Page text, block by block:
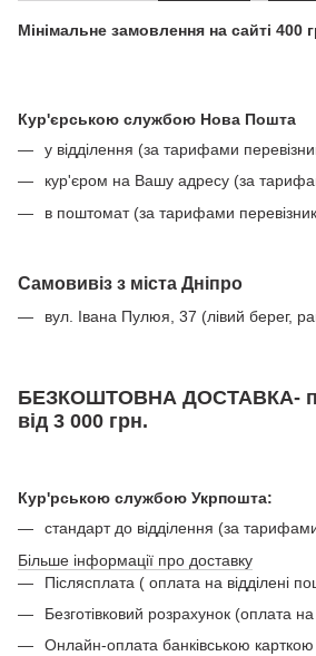
Мінімальне замовлення на сайті 400
Кур'єрською службою Нова Пошта
у відділення (за тарифами
кур'єром на Вашу адресу (за
в поштомат (за тарифами
Самовивіз з міста Дніпро
вул. Івана Пулюя, 37 (лівий берег,
БЕЗКОШТОВНА ДОСТАВКА-
від 3 000 грн.
Кур'рською службою Укрпошта:
стандарт до відділення (за
Більше інформації про доставку
Післясплата ( оплата на відділені
Безготівковий розрахунок (оплата
Онлайн-оплата банківською